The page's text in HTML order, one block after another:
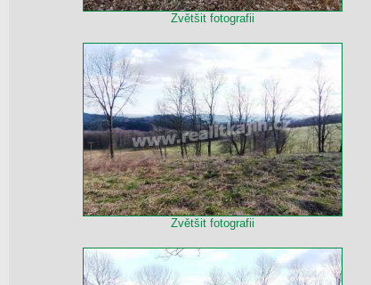
Zvětšit fotografii
Zvětšit fotografii